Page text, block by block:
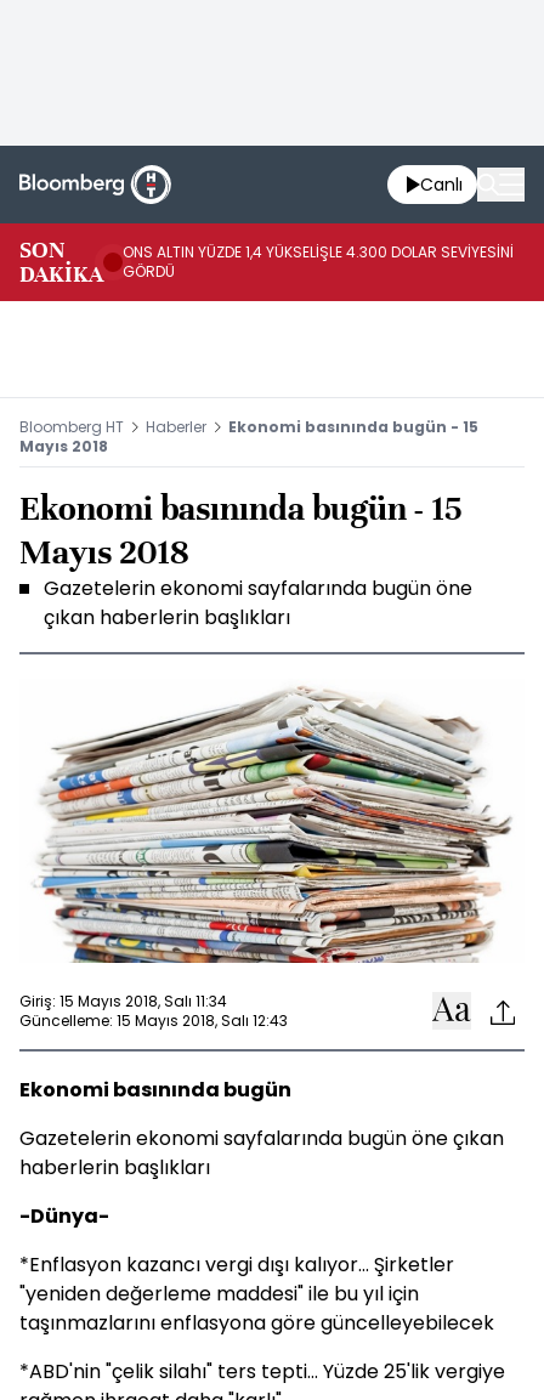
Canlı
SON
DAKİKA
ONS ALTIN YÜZDE 1,4 YÜKSELİŞLE 4.300 DOLAR SEVİYESİNİ
GÖRDÜ
Bloomberg HT Haberler
Ekonomi basınında bugün - 15
Mayıs 2018
Ekonomi basınında bugün - 15
Mayıs 2018
Gazetelerin ekonomi sayfalarında bugün öne
çıkan haberlerin başlıkları
Giriş: 15 Mayıs 2018, Salı 11:34
Güncelleme: 15 Mayıs 2018, Salı 12:43
Ekonomi basınında bugün
Gazetelerin ekonomi sayfalarında bugün öne çıkan
haberlerin başlıkları
-Dünya-
*Enflasyon kazancı vergi dışı kalıyor... Şirketler
"yeniden değerleme maddesi" ile bu yıl için
taşınmazlarını enflasyona göre güncelleyebilecek
*ABD'nin "çelik silahı" ters tepti... Yüzde 25'lik vergiye